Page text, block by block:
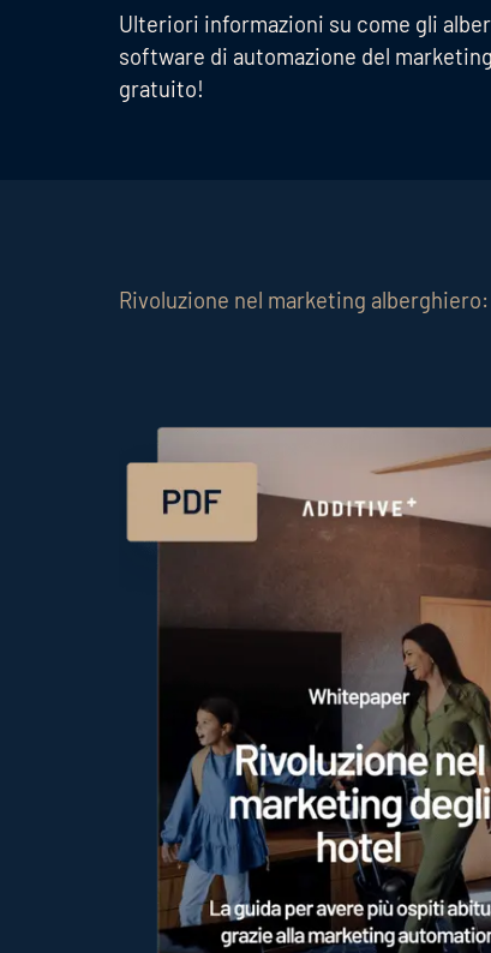
Ulteriori informazioni su come gli
software di automazione del
gratuito!
Rivoluzione nel marketing alberghiero: